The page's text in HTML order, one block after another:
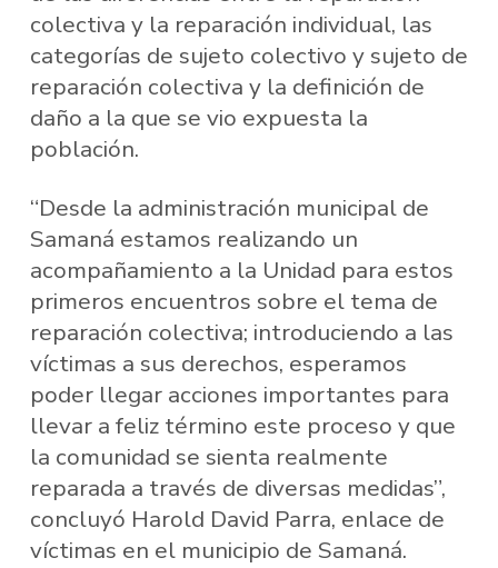
colectiva y la reparación individual, las
categorías de sujeto colectivo y sujeto de
reparación colectiva y la definición de
daño a la que se vio expuesta la
población.
“Desde la administración municipal de
Samaná estamos realizando un
acompañamiento a la Unidad para estos
primeros encuentros sobre el tema de
reparación colectiva; introduciendo a las
víctimas a sus derechos, esperamos
poder llegar acciones importantes para
llevar a feliz término este proceso y que
la comunidad se sienta realmente
reparada a través de diversas medidas”,
concluyó Harold David Parra, enlace de
víctimas en el municipio de Samaná.